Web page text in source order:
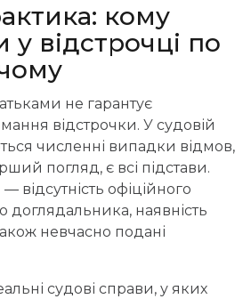
кому
у відстрочці по
не гарантує
відстрочки. У судовій
численні випадки відмов,
погляд, є всі підстави.
відсутність офіційного
доглядальника, наявність
невчасно подані
судові справи, у яких